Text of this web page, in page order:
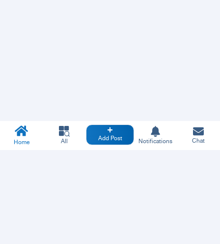
Home All Add Post Notifications Chat